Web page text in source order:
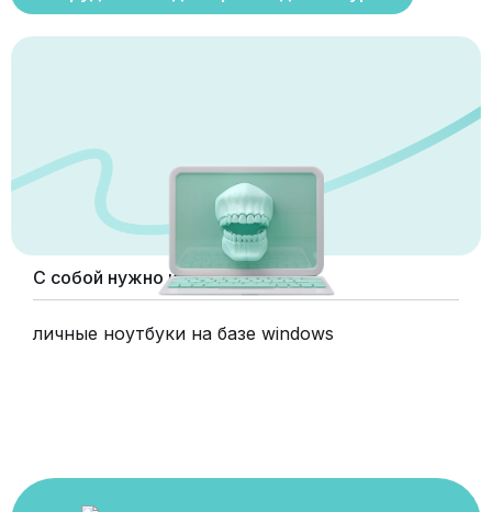
С собой нужно иметь:
личные ноутбуки на базе windows